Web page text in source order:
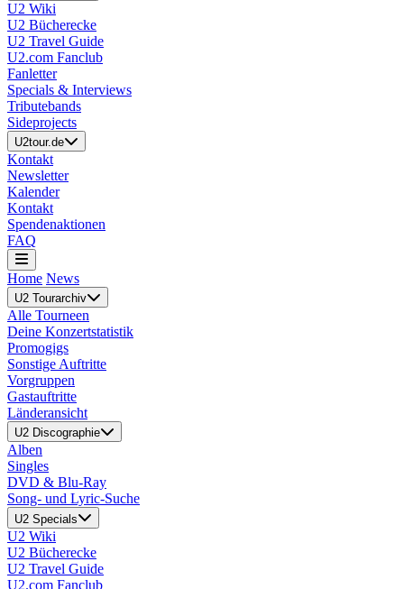
U2 Wiki
U2 Bücherecke
U2 Travel Guide
U2.com Fanclub
Fanletter
Specials & Interviews
Tributebands
Sideprojects
U2tour.de
Kontakt
Newsletter
Kalender
Kontakt
Spendenaktionen
FAQ
Home News
U2 Tourarchiv
Alle Tourneen
Deine Konzertstatistik
Promogigs
Sonstige Auftritte
Vorgruppen
Gastauftritte
Länderansicht
U2 Discographie
Alben
Singles
DVD & Blu-Ray
Song- und Lyric-Suche
U2 Specials
U2 Wiki
U2 Bücherecke
U2 Travel Guide
U2.com Fanclub